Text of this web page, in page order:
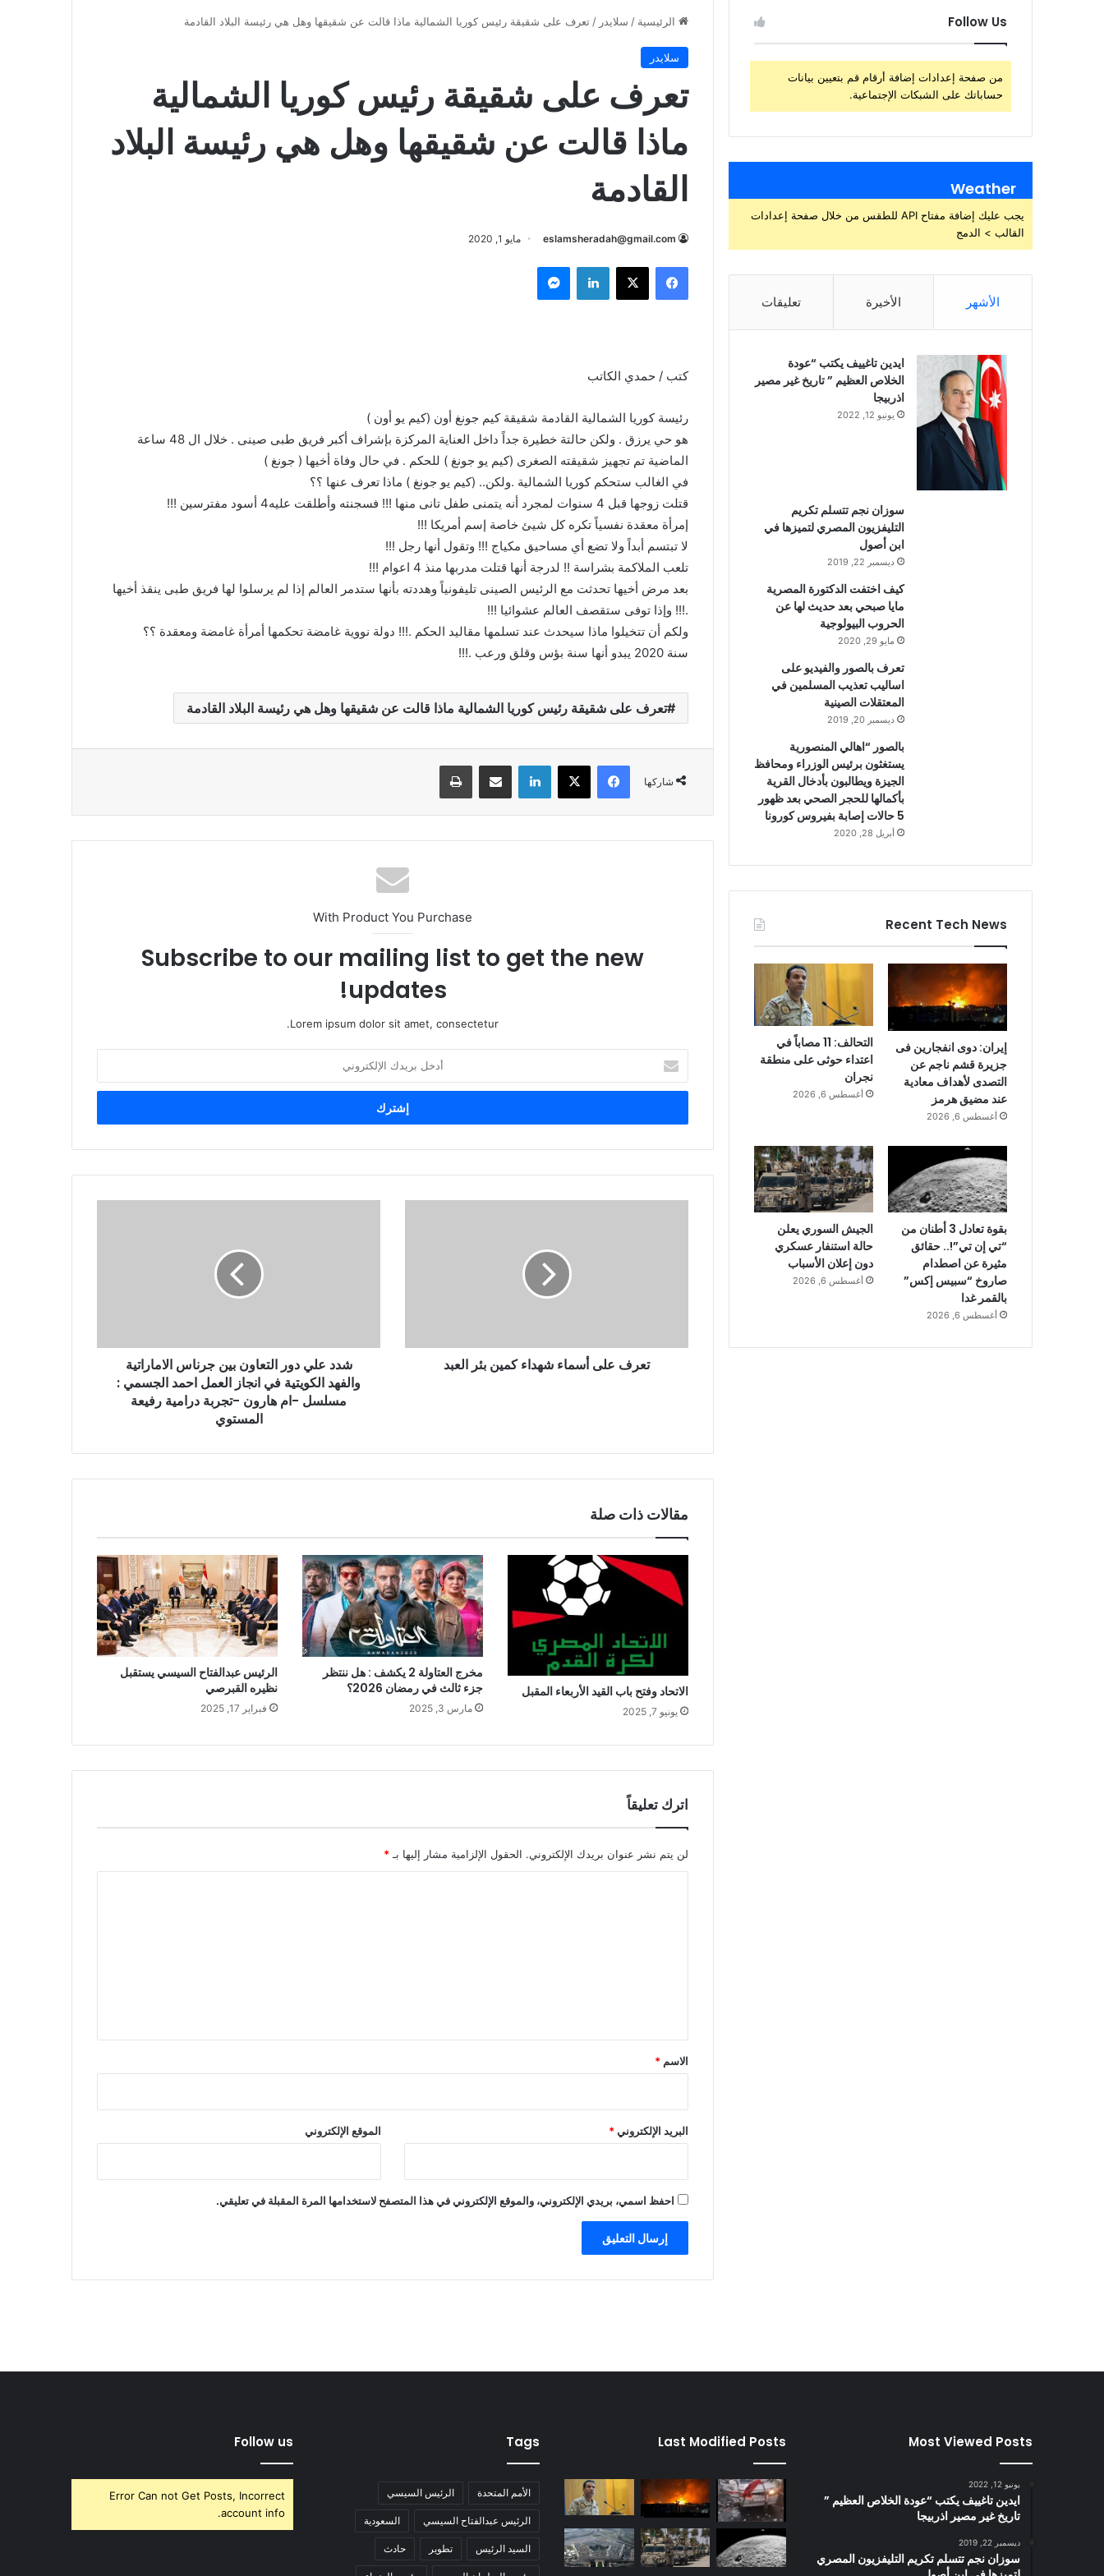
الرئيسية / سلايدر / تعرف على شقيقة رئيس كوريا الشمالية ماذا قالت عن شقيقها وهل هي رئيسة البلاد القادمة
سلايدر
تعرف على شقيقة رئيس كوريا الشمالية
ماذا قالت عن شقيقها وهل هي رئيسة البلاد
القادمة
eslamsheradah@gmail.com مايو 1, 2020
فيسبوك لينكدإن
كتب / حمدي الكاتب
رئيسة كوريا الشمالية القادمة شقيقة كيم جونغ أون (كيم يو أون )
هو حي يرزق . ولكن حالتة خطيرة جداً داخل العناية المركزة بإشراف أكبر فريق طبى صينى . خلال ال 48 ساعة
الماضية تم تجهيز شقيقته الصغرى (كيم يو جونغ ) للحكم . ‏في حال وفاة أخيها ( جونغ )
في الغالب ستحكم كوريا الشمالية .ولكن.. (كيم يو جونغ ) ماذا تعرف عنها ؟؟
قتلت زوجها قبل 4 سنوات لمجرد أنه يتمنى طفل تانى منها !!! فسجنته وأطلقت عليه4 أسود مفترسين !!!
إمرأة معقدة نفسياً تكره كل شيئ خاصة إسم أمريكا !!!
لا تبتسم أبداً ولا تضع أي مساحيق مكياج !!! وتقول أنها رجل !!!
تلعب الملاكمة بشراسة !! لدرجة أنها قتلت مدربها منذ 4 اعوام !!!
بعد مرض أخيها تحدثت مع الرئيس الصينى تليفونياً وهددته بأنها ستدمر العالم إذا لم يرسلوا لها فريق طبى ينقذ أخيها
.!!! وإذا توفى ستقصف العالم عشوائيا !!!
ولكم أن تتخيلوا ماذا سيحدث عند تسلمها مقاليد الحكم .!!! دولة نووية غامضة تحكمها أمرأة غامضة ومعقدة ؟؟
سنة 2020 يبدو أنها سنة بؤس وقلق ورعب .!!!
تعرف على شقيقة رئيس كوريا الشمالية ماذا قالت عن شقيقها وهل هي رئيسة البلاد القادمة
شاركها
فيسبوك لينكدإن
With Product You Purchase
Subscribe to our mailing list to get the new
updates!
Lorem ipsum dolor sit amet, consectetur.
خ
ب
د
ن
تعرف على أسماء شهداء كمين بئر العبد
شدد علي دور التعاون بين جرناس الاماراتية
والفهد الكويتية في انجاز العمل احمد الجسمي :
مسلسل -ام هارون -تجربة درامية رفيعة
المستوي
مقالات ذات صلة
الاتحاد وفتح باب القيد الأربعاء المقبل
يونيو 7, 2025
مخرج العتاولة 2 يكشف : هل ننتظر
جزء ثالث في رمضان 2026؟
مارس 3, 2025
الرئيس عبدالفتاح السيسي يستقبل
نظيره القبرصي
فبراير 17, 2025
اترك تعليقاً
لن يتم نشر عنوان بريدك الإلكتروني. الحقول الإلزامية مشار إليها بـ *
*
الاسم *
البريد الإلكتروني* الموقع الإلكتروني
احفظ اسمي، بريدي الإلكتروني، والموقع الإلكتروني في هذا المتصفح لاستخدامها المرة المقبلة في تعليقي.
Follow Us
من صفحة إعدادات إضافة أرقام قم بتعيين بيانات
حساباتك على الشبكات الإجتماعية.
Weather
يجب عليك إضافة مفتاح API للطقس من خلال صفحة إعدادات
القالب > الدمج
الأشهر الأخيرة تعليقات
ايدين تاغييف يكتب “عودة
الخلاص العظيم ” تاريخ غير مصير
اذربيجا
يونيو 12, 2022
سوزان نجم تتسلم تكريم
التليفزيون المصري لتميزها في
ابن أصول
ديسمبر 22, 2019
كيف اختفت الدكتورة المصرية
مايا صبحي بعد حديث لها عن
الحروب البيولوجية
مايو 29, 2020
تعرف بالصور والفيديو على
اساليب تعذيب المسلمين في
المعتقلات الصينية
ديسمبر 20, 2019
بالصور “اهالي المنصورية
يستغثون برئيس الوزراء ومحافظ
الجيزة ويطالبون بأدخال القرية
بأكمالها للحجر الصحي بعد ظهور
5 حالات إصابة بفيروس كورونا
أبريل 28, 2020
Recent Tech News
إيران: دوى انفجارين فى
جزيرة قشم ناجم عن
التصدى لأهداف معادية
عند مضيق هرمز
أغسطس 6, 2026
التحالف: 11 مصاباً في
اعتداء حوثى على منطقة
نجران
أغسطس 6, 2026
بقوة تعادل 3 أطنان من
“تي إن تي”!.. حقائق
مثيرة عن اصطدام
صاروخ “سبيس إكس”
بالقمر غدا
أغسطس 6, 2026
الجيش السوري يعلن
حالة استنفار عسكري
دون إعلان الأسباب
أغسطس 6, 2026
Most Viewed Posts
يونيو 12, 2022
ايدين تاغييف يكتب “عودة الخلاص العظيم ”
تاريخ غير مصير اذربيجا
ديسمبر 22, 2019
سوزان نجم تتسلم تكريم التليفزيون المصري
Last Modified Posts
Tags
الأمم المتحدة الرئيس السيسي
الرئيس عبدالفتاح السيسي السعودية
السيد الرئيس تطوير حادث
Follow us
Error Can not Get Posts, Incorrect
account info.